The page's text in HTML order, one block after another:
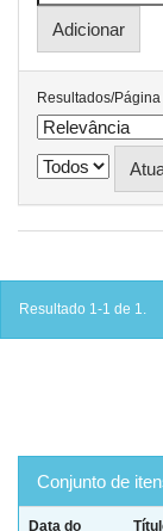
Resultados/Página
Resultado 1-1 de 1.
Conjunto de
Data do